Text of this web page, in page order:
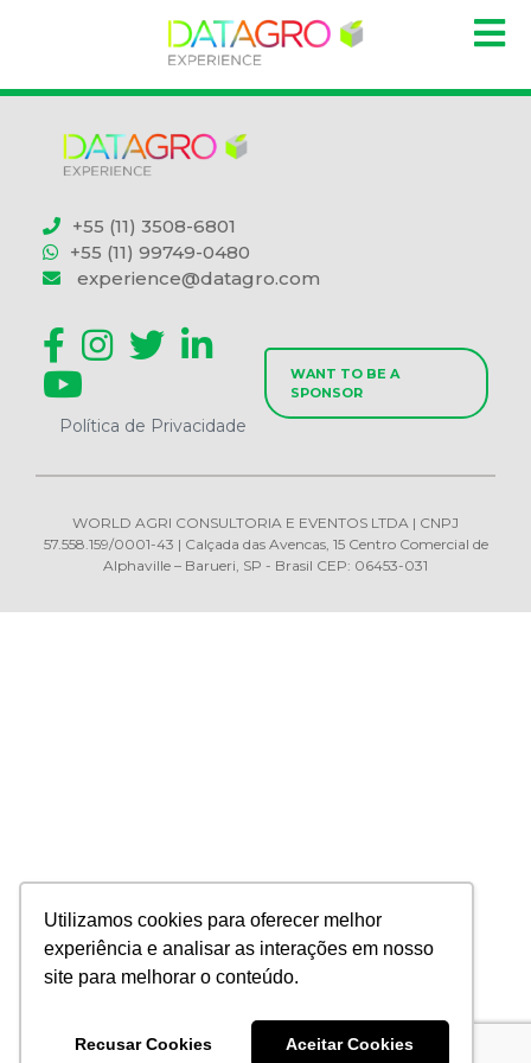
Utilizamos cookies para oferecer melhor
experiência e analisar as interações em nosso
site para melhorar o conteúdo.
Recusar Cookies Aceitar Cookies
+55 (11) 3508-6801
+55 (11) 99749-0480
experience@datagro.com
Política de Privacidade
WANT TO BE A
SPONSOR
WORLD AGRI CONSULTORIA E EVENTOS LTDA | CNPJ
57.558.159/0001-43 | Calçada das Avencas, 15 Centro Comercial de
Alphaville – Barueri, SP - Brasil CEP: 06453-031